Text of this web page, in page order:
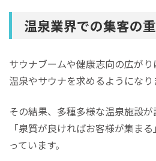
温泉業界での集客の
サウナブームや健康志向の広が
温泉やサウナを求めるようになり
その結果、多種多様な温泉施設
「泉質が良ければお客様が集ま
っています。